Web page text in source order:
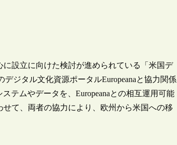
設立に向けた検討が進められている「米国デ
ジタル文化資源ポータルEuropeanaと協力関係
テムやデータを、Europeanaとの相互運用可能
て、両者の協力により、欧州から米国への移